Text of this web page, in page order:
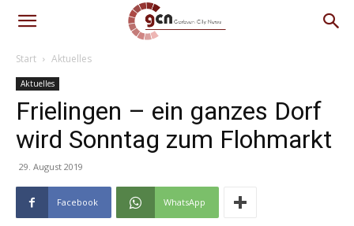
Start Aktuelles
Aktuelles
Frielingen – ein ganzes Dorf
wird Sonntag zum Flohmarkt
29. August 2019
Facebook WhatsApp